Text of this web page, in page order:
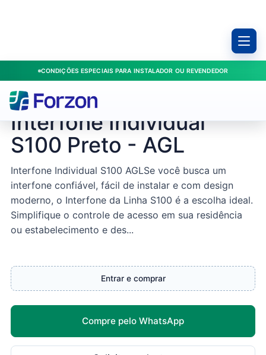
CONDIÇÕES ESPECIAIS PARA INSTALADOR OU REVENDEDOR
Produtos/Porteiros/
AGL / 1104024
Interfone Individual
S100 Preto - AGL
Interfone Individual S100 AGLSe você busca um
interfone confiável, fácil de instalar e com design
moderno, o Interfone da Linha S100 é a escolha ideal.
Simplifique o controle de acesso em sua residência
ou estabelecimento e des...
Entrar e comprar
Compre pelo WhatsApp